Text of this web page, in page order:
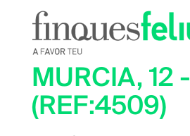
Vés
al
MURCIA, 12 -
(REF:4509)